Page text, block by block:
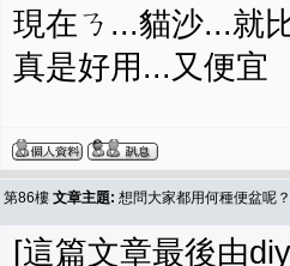
現在ㄋ...貓沙...就
真是好用...又便宜
第86樓 文章主題: 想問大家都用何種便盆呢？
[這篇文章最後由